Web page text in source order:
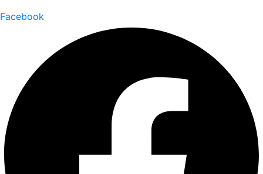
Facebook